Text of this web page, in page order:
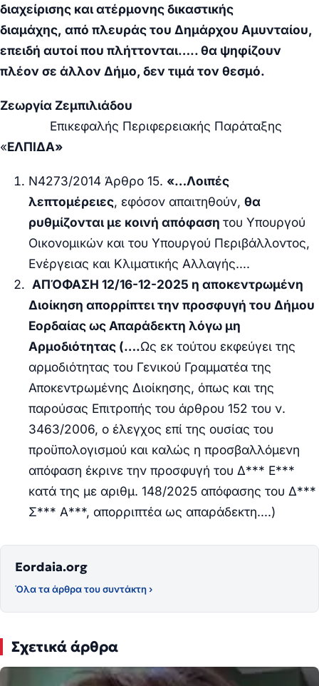
διαχείρισης και ατέρμονης δικαστικής
διαμάχης, από πλευράς του Δημάρχου Αμυνταίου,
επειδή αυτοί που πλήττονται….. θα ψηφίζουν
πλέον σε άλλον Δήμο, δεν τιμά τον θεσμό.
Ζεωργία Ζεμπιλιάδου
Επικεφαλής Περιφερειακής Παράταξης
«ΕΛΠΙΔΑ»
Ν4273/2014 Άρθρο 15. «…Λοιπές
λεπτομέρειες, εφόσον απαιτηθούν, θα
ρυθμίζονται με κοινή απόφαση του Υπουργού
Οικονομικών και του Υπουργού Περιβάλλοντος,
Ενέργειας και Κλιματικής Αλλαγής….
ΑΠΌΦΑΣΗ 12/16-12-2025 η αποκεντρωμένη
Διοίκηση απορρίπτει την προσφυγή του Δήμου
Εορδαίας ως Απαράδεκτη λόγω μη
Αρμοδιότητας (….Ως εκ τούτου εκφεύγει της
αρμοδιότητας του Γενικού Γραμματέα της
Αποκεντρωμένης Διοίκησης, όπως και της
παρούσας Επιτροπής του άρθρου 152 του ν.
3463/2006, ο έλεγχος επί της ουσίας του
προϋπολογισμού και καλώς η προσβαλλόμενη
απόφαση έκρινε την προσφυγή του Δ*** Ε***
κατά της με αριθμ. 148/2025 απόφασης του Δ***
Σ*** Α***, απορριπτέα ως απαράδεκτη….)
Eordaia.org
Όλα τα άρθρα του συντάκτη ›
Σχετικά άρθρα